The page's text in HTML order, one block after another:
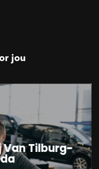
jou
Van Tilburg-